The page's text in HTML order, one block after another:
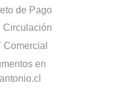
de Pago
Circulación
en